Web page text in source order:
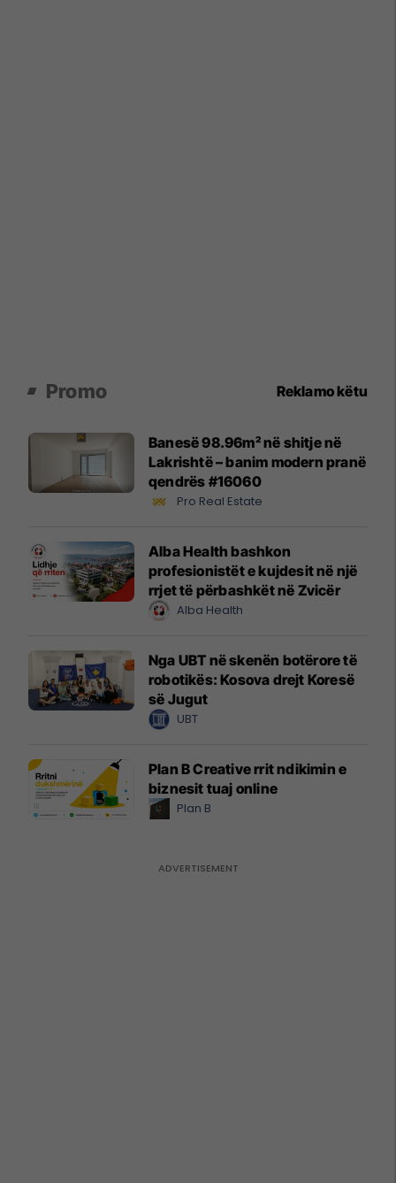
Promo Reklamo këtu
Banesë 98.96m² në shitje në
Lakrishtë – banim modern pranë
qendrës #16060
Pro Real Estate
Alba Health bashkon
profesionistët e kujdesit në një
rrjet të përbashkët në Zvicër
Alba Health
Nga UBT në skenën botërore të
robotikës: Kosova drejt Koresë
së Jugut
UBT
Plan B Creative rrit ndikimin e
biznesit tuaj online
Plan B